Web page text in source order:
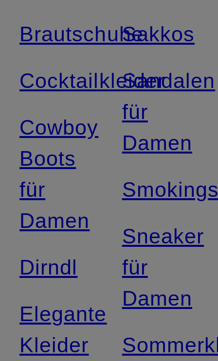
Brautschuhe
Cocktailkleider
Cowboy
Boots
für
Damen
Dirndl
Elegante
Kleider
Sakkos
Sandalen
für
Damen
Sneaker
für
Damen